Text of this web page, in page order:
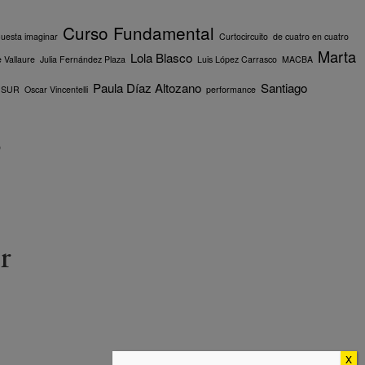
imaginar Curso Fundamental Curtocircuito de cuatro en cuatro
Vallaure Julia Fernández Plaza Lola Blasco Luis López Carrasco MACBA Marta
Oscar Vincentelli Paula Díaz Altozano performance Santiago